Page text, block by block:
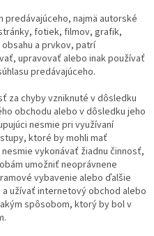
predávajúceho, najmä autorské
fotiek, filmov, grafik,
a prvkov, patrí
upravovať alebo inak používať
predávajúceho.
za chyby vzniknuté v dôsledku
obchodu alebo v dôsledku jeho
nesmie pri využívaní
ktoré by mohli mať
vykonávať žiadnu činnosť,
umožniť neoprávnene
vybavenie alebo ďalšie
užívať internetový obchod alebo
spôsobom, ktorý by bol v